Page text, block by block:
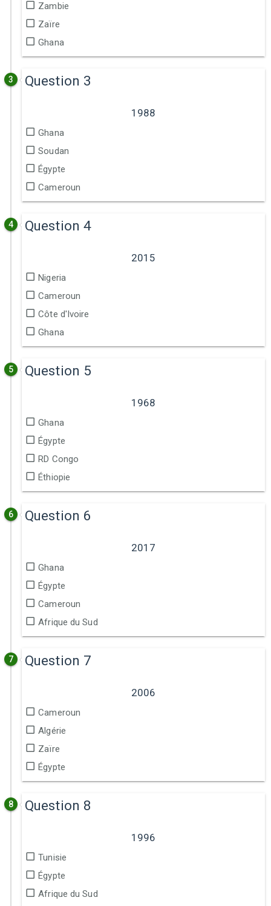
Zambie
Zaïre
Ghana
3 Question 3
1988
Ghana
Soudan
Égypte
Cameroun
4 Question 4
2015
Nigeria
Cameroun
Côte d'Ivoire
Ghana
5 Question 5
1968
Ghana
Égypte
RD Congo
Éthiopie
6 Question 6
2017
Ghana
Égypte
Cameroun
Afrique du Sud
7 Question 7
2006
Cameroun
Algérie
Zaïre
Égypte
8 Question 8
1996
Tunisie
Égypte
Afrique du Sud